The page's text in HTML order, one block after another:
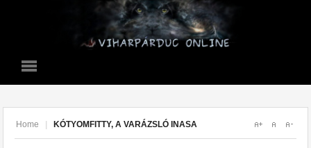
Home | KÓTYOMFITTY, A VARÁZSLÓ INASA